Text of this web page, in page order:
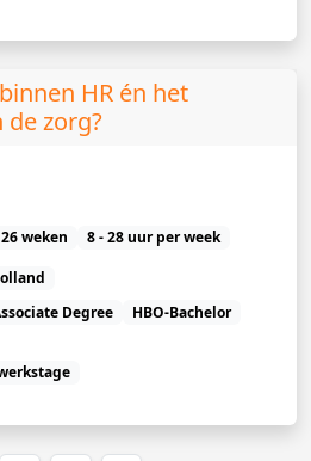
HR én het
zorg?
weken
8 - 28 uur per week
Degree
HBO-Bachelor